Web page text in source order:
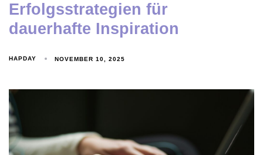
Erfolgsstrategien für
dauerhafte Inspiration
HAPDAY NOVEMBER 10, 2025